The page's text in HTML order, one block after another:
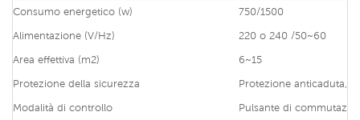
Consumo energetico (w)
750/1500
Alimentazione (V/Hz)
220 o 240 /50~60
Area effettiva (m2)
6~15
Protezione della sicurezza
Protezione anticaduta,
Modalità di controllo
Pulsante di